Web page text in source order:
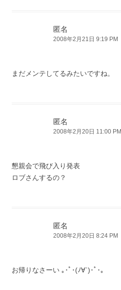
匿名
2008年2月21日 9:19 PM
まだメンテしてるみたいですね。
匿名
2008年2月20日 11:00 PM
懇親会で飛び入り発表
ロブさんするの？
匿名
2008年2月20日 8:24 PM
お帰りなさーい ｡･ﾟ･(ﾉ∀`)･ﾟ･｡